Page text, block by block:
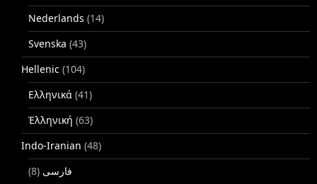
Nederlands (14)
Svenska (43)
Hellenic (104)
Ελληνικά (41)
Ἑλληνική (63)
Indo-Iranian (48)
فارسی (8)